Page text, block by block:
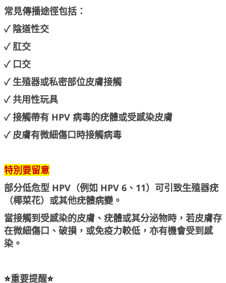
常見傳播途徑包括：
✓ 陰道性交
✓ 肛交
✓ 口交
✓ 生殖器或私密部位皮膚接觸
✓ 共用性玩具
✓ 接觸帶有 HPV 病毒的疣體或受感染皮膚
✓ 皮膚有微細傷口時接觸病毒
特別要留意
部分低危型 HPV（例如 HPV 6、11）可引致生殖器疣
（椰菜花）或其他疣體病變。
當接觸到受感染的皮膚、疣體或其分泌物時，若皮膚存
在微細傷口、破損，或免疫力較低，亦有機會受到感
染。
⭐重要提醒⭐